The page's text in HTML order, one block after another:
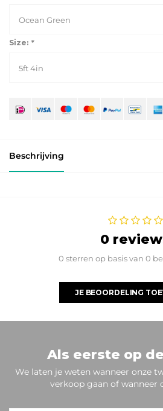
Ocean Green
Size: *
5ft 4in
Beschrijving
0
0 sterren op basis van 0
JE BEOORDELING
Als eerste op
We laten je weten wanneer onze
verkoop gaan of wanneer